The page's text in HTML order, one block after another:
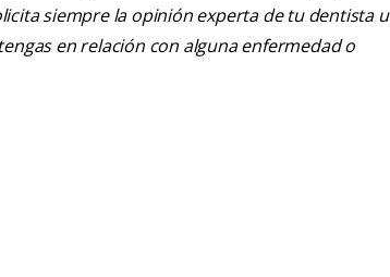
siempre la opinión experta de tu dentista u
en relación con alguna enfermedad o